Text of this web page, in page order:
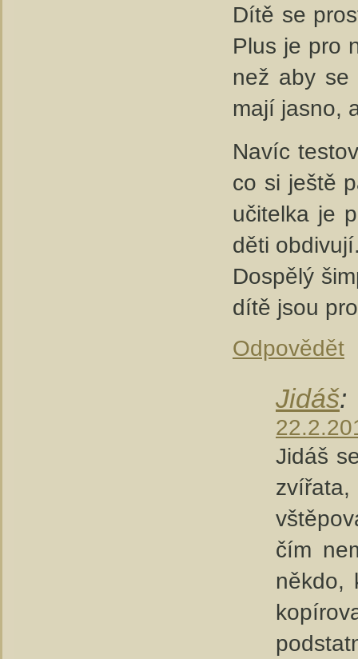
Dítě se
Plus je pro
než aby se
mají jasno,
Navíc
co si ještě
učitelka je
děti
Dospělý
dítě jsou
Odpovědět
Jidáš:
Jidáš
čím
někdo,